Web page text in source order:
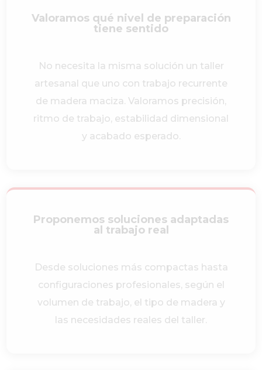
Valoramos qué nivel de preparación
tiene sentido
No necesita la misma solución un taller
artesanal que uno con trabajo recurrente
de madera maciza. Valoramos precisión,
ritmo de trabajo, estabilidad dimensional
y acabado esperado.
Proponemos soluciones adaptadas
al trabajo real
Desde soluciones más compactas hasta
configuraciones profesionales, según el
volumen de trabajo, el tipo de madera y
las necesidades reales del taller.